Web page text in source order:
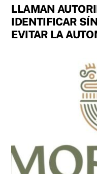
LLAMAN
IDENTIFICAR
EVITAR LA